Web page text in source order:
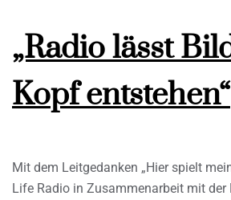
„Radio lässt
Kopf entstehen“
Mit dem Leitgedanken „Hier spielt
Life Radio in Zusammenarbeit mit der